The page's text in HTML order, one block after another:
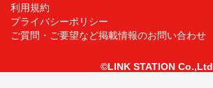
利用規約
プライバシーポリシー
ご質問・ご要望など掲載情報のお問い合わせ
©LINK STATION Co.,Ltd